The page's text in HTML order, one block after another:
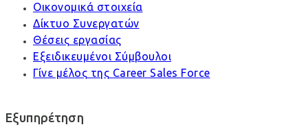
Οικονομικά στοιχεία
Δίκτυο Συνεργατών
Θέσεις εργασίας
Εξειδικευμένοι Σύμβουλοι
Γίνε μέλος της Career Sales Force
Εξυπηρέτηση